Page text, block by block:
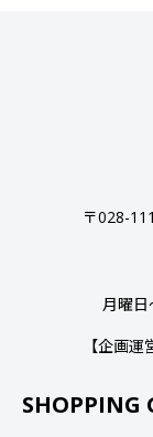
〒028-
月曜日
【企画運
SHOPPING